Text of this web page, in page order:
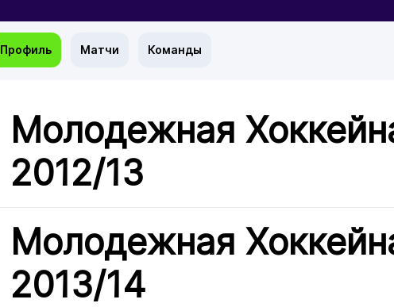
Профиль Матчи Команды
Молодежная
2012/13
Молодежная
2013/14